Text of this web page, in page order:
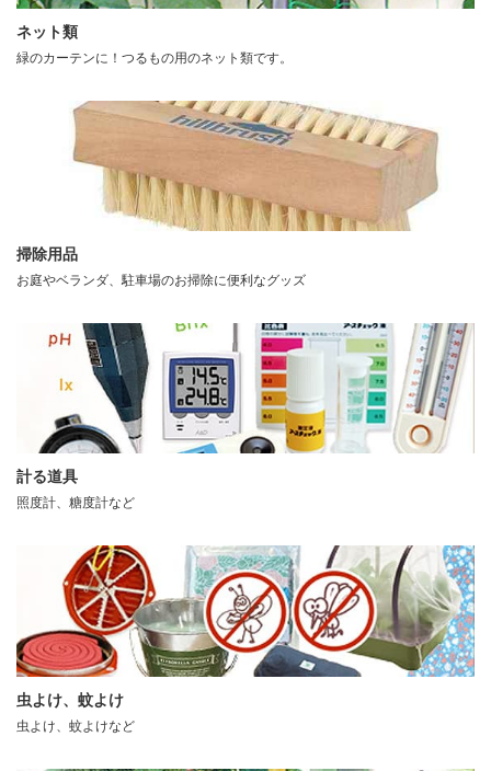
ネット類
緑のカーテンに！つるもの用のネット類です。
掃除用品
お庭やベランダ、駐車場のお掃除に便利なグッズ
計る道具
照度計、糖度計など
虫よけ、蚊よけ
虫よけ、蚊よけなど